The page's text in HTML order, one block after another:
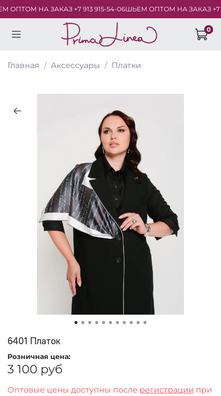
НА ЗАКАЗ +7 913 915-54-06ШЬЕМ ОПТОМ НА ЗАКАЗ +7
0
Главная Аксессуары Платки
6401 Платок
Розничная цена:
3 100 руб
Оптовые цены доступны после регистрации при